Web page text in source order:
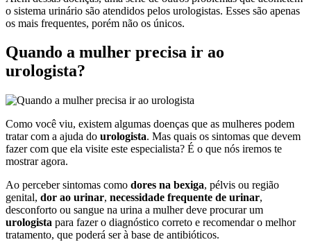
o sistema urinário são atendidos pelos urologistas. Esses são apenas
os mais frequentes, porém não os únicos.
Quando a mulher precisa ir ao
urologista?
Como você viu, existem algumas doenças que as mulheres podem
tratar com a ajuda do urologista. Mas quais os sintomas que devem
fazer com que ela visite este especialista? É o que nós iremos te
mostrar agora.
Ao perceber sintomas como dores na bexiga, pélvis ou região
genital, dor ao urinar, necessidade frequente de urinar,
desconforto ou sangue na urina a mulher deve procurar um
urologista para fazer o diagnóstico correto e recomendar o melhor
tratamento, que poderá ser à base de antibióticos.